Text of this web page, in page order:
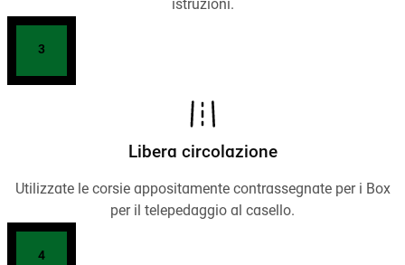
istruzioni.
3
Libera circolazione
Utilizzate le corsie appositamente contrassegnate per i Box
per il telepedaggio al casello.
4